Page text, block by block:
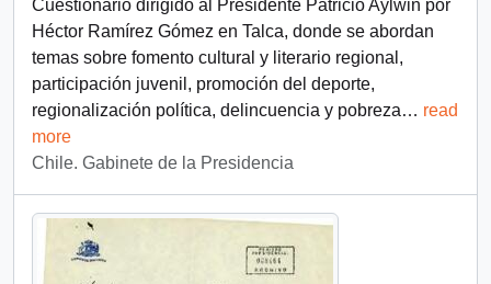
Cuestionario dirigido al Presidente Patricio Aylwin por
Héctor Ramírez Gómez en Talca, donde se abordan
temas sobre fomento cultural y literario regional,
participación juvenil, promoción del deporte,
regionalización política, delincuencia y pobreza… read
more
Chile. Gabinete de la Presidencia